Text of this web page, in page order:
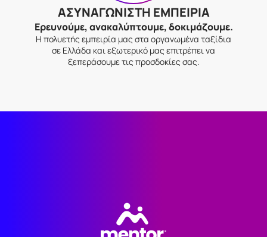
ΑΣΥΝΑΓΩΝΙΣΤΗ ΕΜΠΕΙΡΙΑ
Ερευνούμε, ανακαλύπτουμε, δοκιμάζουμε.
Η πολυετής εμπειρία μας στα οργανωμένα ταξίδια
σε Ελλάδα και εξωτερικό μας επιτρέπει να
ξεπεράσουμε τις προσδοκίες σας.